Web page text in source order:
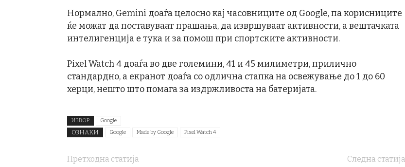
Нормално, Gemini доаѓа целосно кај часовниците од Google, па корисниците
ќе можат да поставуваат прашања, да извршуваат активности, а вештачката
интелигенција е тука и за помош при спортските активности.
Pixel Watch 4 доаѓа во две големини, 41 и 45 милиметри, прилично
стандардно, а екранот доаѓа со одлична стапка на освежување до 1 до 60
херци, нешто што помага за издржливоста на батеријата.
ИЗВОР Google
ОЗНАКИ Google Made by Google Pixel Watch 4
Претходна статија
Следна статија